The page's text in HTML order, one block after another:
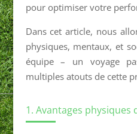
pour optimiser votre
Dans cet article, nous
physiques, mentaux, et
équipe – un voyage
multiples atouts de cette
1. Avantages physiques